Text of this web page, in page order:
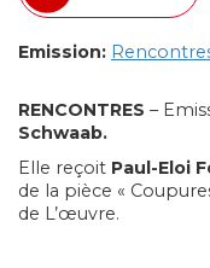
Emission:
RENCONTRES –
Schwaab.
Elle reçoit Paul-Eloi
de la pièce «
de L’œuvre.